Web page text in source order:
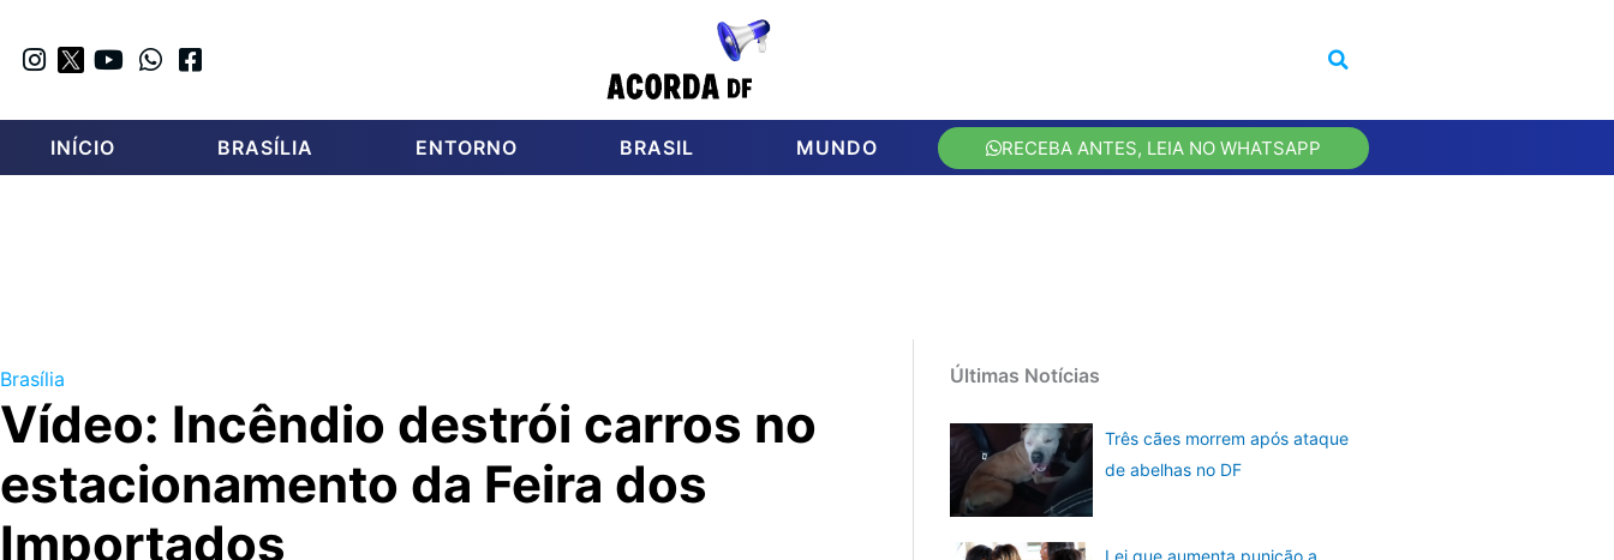
INÍCIO BRASÍLIA ENTORNO BRASIL MUNDO RECEBA ANTES, LEIA NO WHATSAPP
Brasília
Vídeo: Incêndio destrói carros no
estacionamento da Feira dos
Importados
Últimas Notícias
Três cães morrem após ataque
de abelhas no DF